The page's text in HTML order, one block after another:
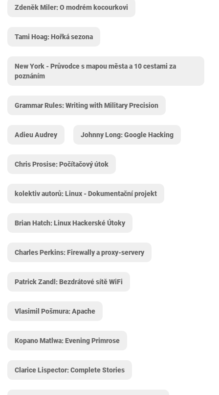
Zdeněk Miler: O modrém kocourkovi
Tami Hoag: Hořká sezona
New York - Průvodce s mapou města a 10 cestami za
poznáním
Grammar Rules: Writing with Military Precision
Adieu Audrey Johnny Long: Google Hacking
Chris Prosise: Počítačový útok
kolektiv autorů: Linux - Dokumentační projekt
Brian Hatch: Linux Hackerské Útoky
Charles Perkins: Firewally a proxy-servery
Patrick Zandl: Bezdrátové sítě WiFi
Vlasimil Pošmura: Apache
Kopano Matlwa: Evening Primrose
Clarice Lispector: Complete Stories